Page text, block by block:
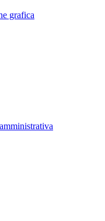
grafica